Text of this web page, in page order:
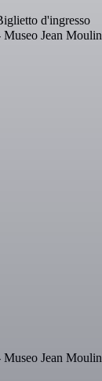
d'ingresso
Jean Moulin
Jean Moulin